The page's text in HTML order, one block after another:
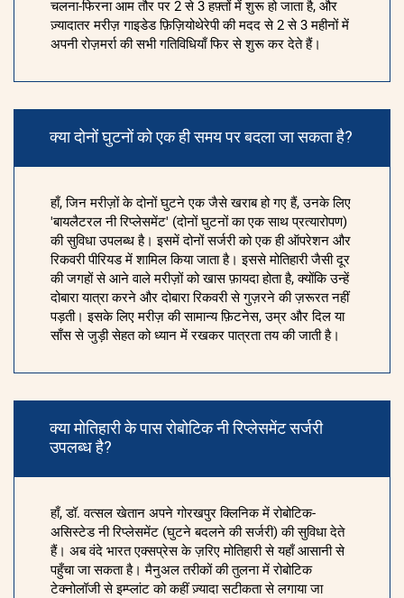
चलना-फिरना आम तौर पर 2 से 3 हफ़्तों में शुरू हो जाता है, और
ज़्यादातर मरीज़ गाइडेड फ़िज़ियोथेरेपी की मदद से 2 से 3 महीनों में
अपनी रोज़मर्रा की सभी गतिविधियाँ फिर से शुरू कर देते हैं।
क्या दोनों घुटनों को एक ही समय पर बदला जा सकता है?
हाँ, जिन मरीज़ों के दोनों घुटने एक जैसे खराब हो गए हैं, उनके लिए
'बायलैटरल नी रिप्लेसमेंट' (दोनों घुटनों का एक साथ प्रत्यारोपण)
की सुविधा उपलब्ध है। इसमें दोनों सर्जरी को एक ही ऑपरेशन और
रिकवरी पीरियड में शामिल किया जाता है। इससे मोतिहारी जैसी दूर
की जगहों से आने वाले मरीज़ों को खास फ़ायदा होता है, क्योंकि उन्हें
दोबारा यात्रा करने और दोबारा रिकवरी से गुज़रने की ज़रूरत नहीं
पड़ती। इसके लिए मरीज़ की सामान्य फ़िटनेस, उम्र और दिल या
साँस से जुड़ी सेहत को ध्यान में रखकर पात्रता तय की जाती है।
क्या मोतिहारी के पास रोबोटिक नी रिप्लेसमेंट सर्जरी
उपलब्ध है?
हाँ, डॉ. वत्सल खेतान अपने गोरखपुर क्लिनिक में रोबोटिक-
असिस्टेड नी रिप्लेसमेंट (घुटने बदलने की सर्जरी) की सुविधा देते
हैं। अब वंदे भारत एक्सप्रेस के ज़रिए मोतिहारी से यहाँ आसानी से
पहुँचा जा सकता है। मैनुअल तरीकों की तुलना में रोबोटिक
टेक्नोलॉजी से इम्प्लांट को कहीं ज़्यादा सटीकता से लगाया जा